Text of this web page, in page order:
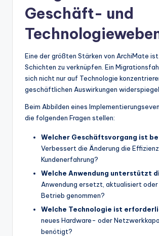
Geschäft- und
Eine der größten Stärken von ArchiMate ist
Schichten zu verknüpfen. Ein
sich nicht nur auf Technologie
geschäftlichen Auswirkungen
Beim Abbilden eines
die folgenden Fragen stellen:
Welcher Geschäftsvorgang ist
Verbessert die Änderung die
Kundenerfahrung?
Welche Anwendung unterstützt
Anwendung ersetzt, aktualisiert
Betrieb genommen?
Welche Technologie ist
neues Hardware- oder
benötigt?